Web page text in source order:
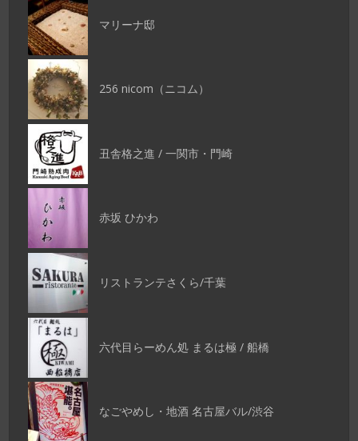
マリーナ邸
256 nicom（ニコム）
丑舎格之進 / 一関市・門崎
赤坂 ひかわ
リストランテさくら/千葉
六代目らーめん処 まるは極 / 船橋
なごやめし・地酒 名古屋バル/渋谷